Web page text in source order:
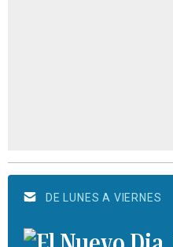
DE LUNES A VIERNES